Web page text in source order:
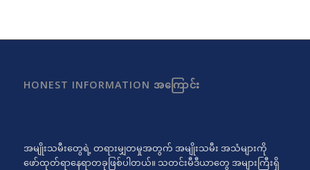
HONEST INFORMATION အကြောင်း
အမျိုးသမီးတွေရဲ့ တရားမျှတမှုအတွက် အမျိုးသမီး အသံများကို
ဖော်ထုတ်ရာနေရာတခုဖြစ်ပါတယ်။ သတင်းမီဒီယာတွေ အများကြီးရှိ